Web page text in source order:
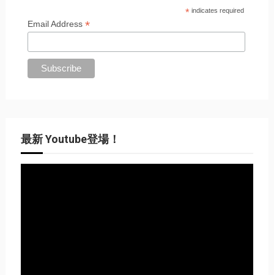
* indicates required
Email Address*
最新 Youtube登場！